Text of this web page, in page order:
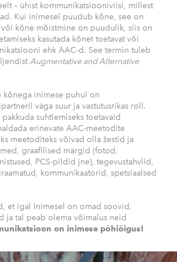
– ühist kommunikatsiooniviisi, millest
Kui inimesel puudub kõne, see on
või kõne mõistmine on puudulik, siis on
kasutada kõnet toetavat või
ehk AAC-d. See termin tuleb
Augmentative and Alternative
kõnega inimese puhul on
väga suur ja vastutusrikas roll.
suhtlemiseks toetavaid
erinevate AAC-meetodite
meetoditeks võivad olla žestid ja
graafilised märgid (fotod,
PCS-pildid jne), tegevustahvlid,
kommunikaatorid, spetsiaalsed
et igal inimesel on omad soovid,
ja tal peab olema võimalus neid
on inimese põhiõigus!